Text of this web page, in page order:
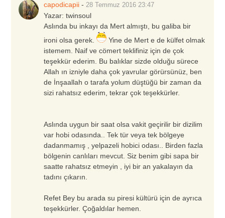
capodicapii - 28 Temmuz 2016 23:47
Yazar:twinsoul
Aslında bu inkayı da Mert almıştı, bu galiba bir
ironi olsa gerek.
Yine de Mert e de külfet olmak
istemem. Naif ve cömert teklifiniz için de çok
teşekkür ederim. Bu balıklar sizde olduğu sürece
Allah ın izniyle daha çok yavrular görürsünüz, ben
de İnşaallah o tarafa yolum düştüğü bir zaman da
sizi rahatsız ederim, tekrar çok teşekkürler.
Aslında uygun bir saat olsa vakit geçirilir bir dizilim
var hobi odasında.. Tek tür veya tek bölgeye
dadanmamış , yelpazeli hobici odası.. Birden fazla
bölgenin canlıları mevcut. Siz benim gibi sapa bir
saatte rahatsız etmeyin , iyi bir an yakalayın da
tadını çıkarın.
Refet Bey bu arada su piresi kültürü için de ayrıca
teşekkürler. Çoğaldılar hemen.